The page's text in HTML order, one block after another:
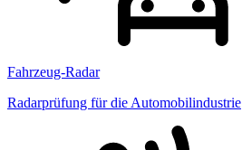
Fahrzeug-Radar
Radarprüfung für die Automobilindustrie